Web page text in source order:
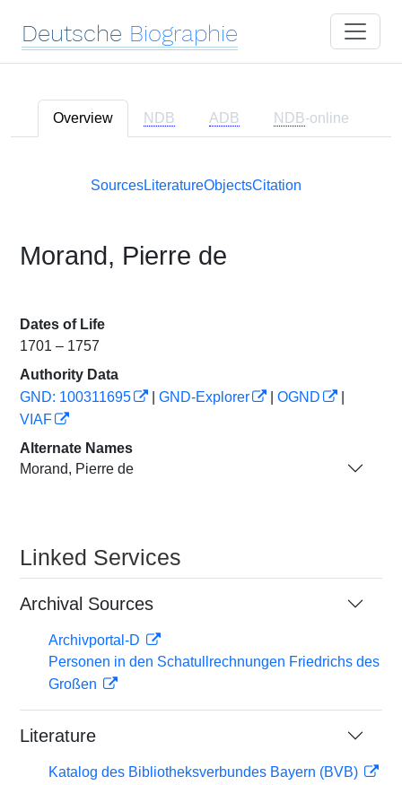
Deutsche Biographie
Overview NDB ADB NDB-online
SourcesLiteratureObjectsCitation
Morand, Pierre de
Dates of Life
1701 – 1757
Authority Data
GND: 100311695
GND-Explorer OGND
VIAF
Alternate Names
Morand, Pierre de
Linked Services
Archival Sources
Archivportal-D
Personen in den Schatullrechnungen Friedrichs des
Großen
Literature
Katalog des Bibliotheksverbundes Bayern (BVB)